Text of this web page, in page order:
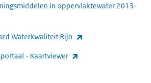
in oppervlaktewater 2013-
Waterkwaliteit Rijn
- Kaartviewer